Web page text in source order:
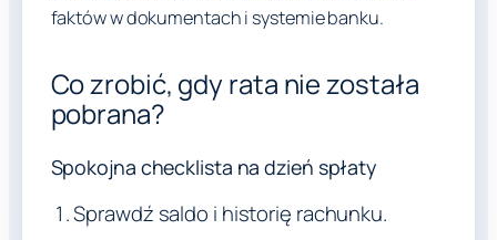
faktów w dokumentach i systemie banku.
Co zrobić, gdy rata nie została
pobrana?
Spokojna checklista na dzień spłaty
Sprawdź saldo i historię rachunku.